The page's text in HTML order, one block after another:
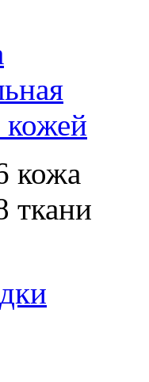
кожа
ткани